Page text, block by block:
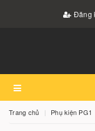
Đăng
Trang chủ Phụ kiện PG1